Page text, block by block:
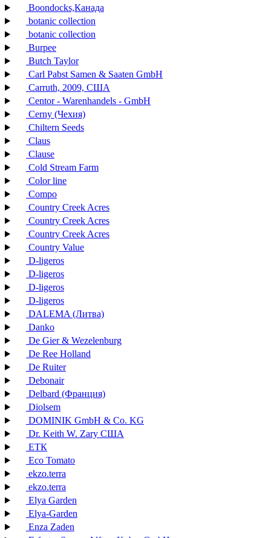
Boondocks,Канада
botanic collection
botanic collection
Burpee
Butch Taylor
Carl Pabst Samen & Saaten GmbH
Carruth, 2009, США
Centor - Warenhandels - GmbH
Cerny (Чехия)
Chiltern Seeds
Claus
Clause
Cold Stream Farm
Color line
Compo
Country Creek Acres
Country Creek Acres
Country Creek Acres
Country Value
D-ligeros
D-ligeros
D-ligeros
D-ligeros
DALEMA (Литва)
Danko
De Gier & Wezelenburg
De Ree Holland
De Ruiter
Debonair
Delbard (Франция)
Diolsem
DOMINIK GmbH & Co. KG
Dr. Keith W. Zary США
EТК
Eco Tomato
ekzo.terra
ekzo.terra
Elya Garden
Elya-Garden
Enza Zaden